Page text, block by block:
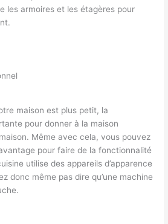
les armoires et les étagères pour
maison est plus petit, la
pour donner à la maison
maison. Même avec cela, vous pouvez
pour faire de la fonctionnalité
utilise des appareils d’apparence
donc même pas dire qu’une machine